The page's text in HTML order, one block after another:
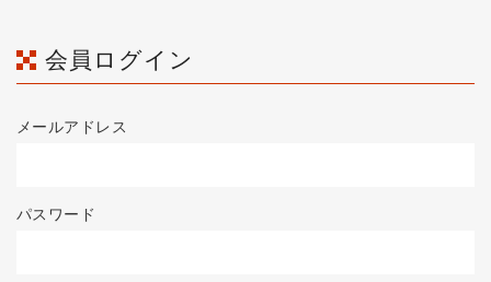
会員ログイン
メールアドレス
パスワード